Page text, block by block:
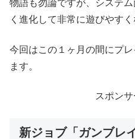
物語も勿論ですが、システ
く進化して非常に遊びやすく
今回はこの１ヶ月の間にプ
ます。
スポン
新ジョブ「ガンブレ